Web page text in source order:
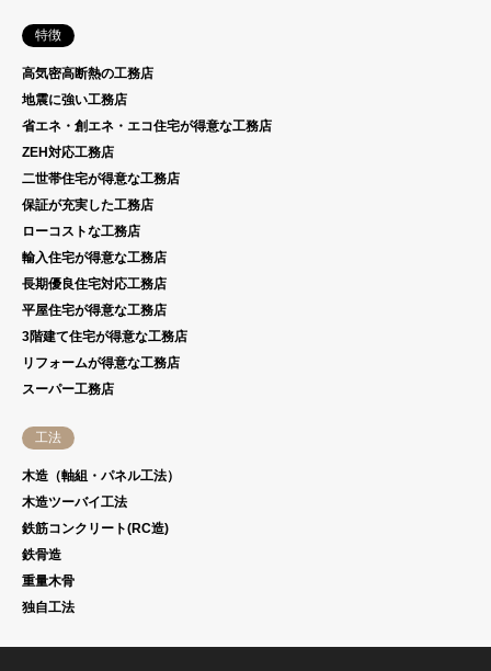
特徴
高気密高断熱の工務店
地震に強い工務店
省エネ・創エネ・エコ住宅が得意な工務店
ZEH対応工務店
二世帯住宅が得意な工務店
保証が充実した工務店
ローコストな工務店
輸入住宅が得意な工務店
長期優良住宅対応工務店
平屋住宅が得意な工務店
3階建て住宅が得意な工務店
リフォームが得意な工務店
スーパー工務店
工法
木造（軸組・パネル工法）
木造ツーバイ工法
鉄筋コンクリート(RC造)
鉄骨造
重量木骨
独自工法